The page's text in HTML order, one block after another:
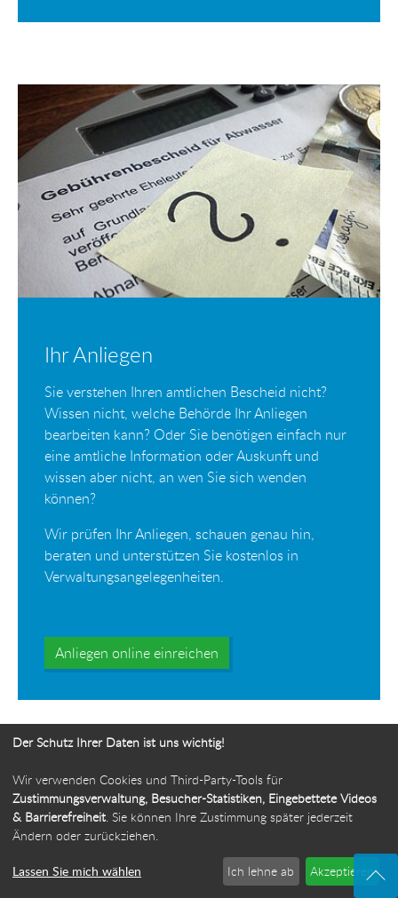
Ihr Anliegen
Sie verstehen Ihren amtlichen Bescheid nicht?
Wissen nicht, welche Behörde Ihr Anliegen
bearbeiten kann? Oder Sie benötigen einfach nur
eine amtliche Information oder Auskunft und
wissen aber nicht, an wen Sie sich wenden
können?
Wir prüfen Ihr Anliegen, schauen genau hin,
beraten und unterstützen Sie kostenlos in
Verwaltungsangelegenheiten.
Anliegen online einreichen
Ihr Weg zur Bürgerbeauftragten
Der Schutz Ihrer Daten ist uns wichtig!
Wir verwenden Cookies und Third-Party-Tools für
Zustimmungsverwaltung, Besucher-Statistiken, Eingebettete Videos
& Barrierefreiheit. Sie können Ihre Zustimmung später jederzeit
Ändern oder zurückziehen.
Lassen Sie mich wählen Ich lehne ab Akzeptieren